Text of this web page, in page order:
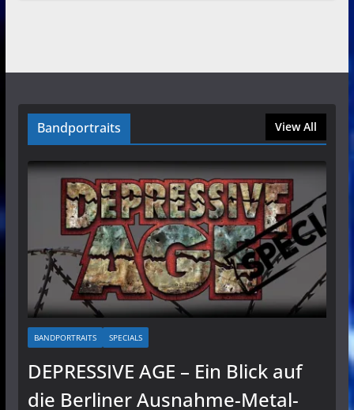
Bandportraits View All
BANDPORTRAITS SPECIALS
DEPRESSIVE AGE – Ein Blick auf
die Berliner Ausnahme-Metal-